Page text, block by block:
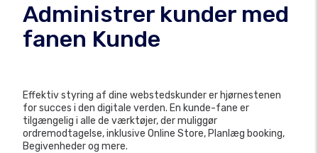
Administrer kunder med
fanen Kunde
Effektiv styring af dine webstedskunder er hjørnestenen
for succes i den digitale verden. En kunde-fane er
tilgængelig i alle de værktøjer, der muliggør
ordremodtagelse, inklusive Online Store, Planlæg booking,
Begivenheder og mere.